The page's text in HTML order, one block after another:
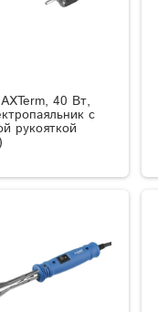
40 Вт,
с
рукояткой